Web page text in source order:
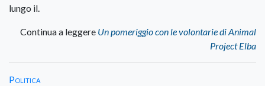
lungo il.
Continua a leggere Un pomeriggio con le volontarie di Animal
Project Elba
Politica